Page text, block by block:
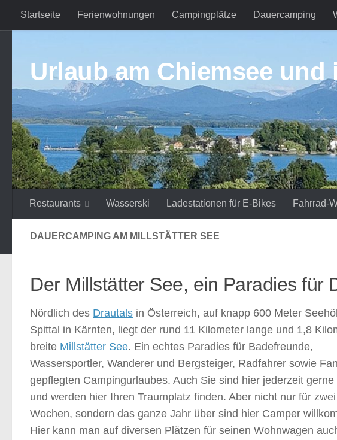
Zum Inhalt springen
Startseite Ferienwohnungen Campingplätze Dauercamping
Urlaub am Chiemsee und
Restaurants Wasserski Ladestationen für E-Bikes Fahrrad-
DAUERCAMPING AM MILLSTÄTTER SEE
Der Millstätter See, ein Paradies für
Nördlich des Drautals in Österreich, auf knapp 600 Meter
Spittal in Kärnten, liegt der rund 11 Kilometer lange und 1,8
breite Millstätter See. Ein echtes Paradies für Badefreunde,
Wassersportler, Wanderer und Bergsteiger, Radfahrer sowie
gepflegten Campingurlaubes. Auch Sie sind hier jederzeit gerne
und werden hier Ihren Traumplatz finden. Aber nicht nur für
Wochen, sondern das ganze Jahr über sind hier Camper
Hier kann man auf diversen Plätzen für seinen Wohnwagen